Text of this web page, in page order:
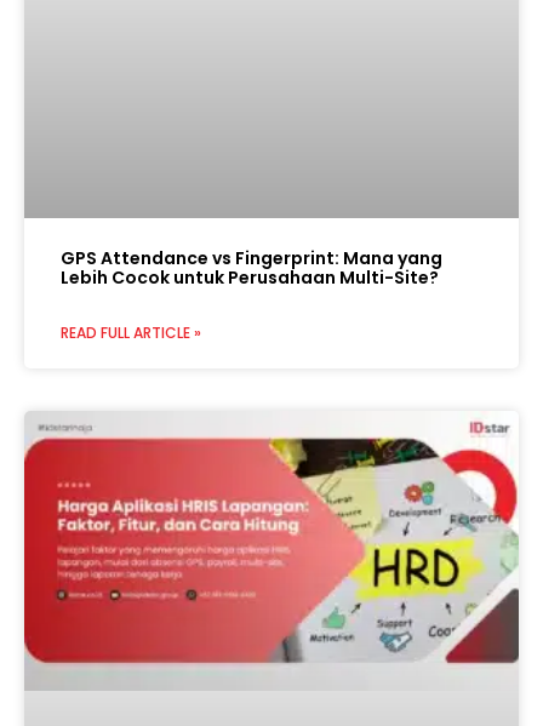
GPS Attendance vs Fingerprint: Mana yang
Lebih Cocok untuk Perusahaan Multi-Site?
READ FULL ARTICLE »